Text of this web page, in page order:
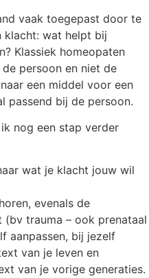
vaak toegepast door te
klacht: wat helpt bij
Klassiek homeopaten
persoon en niet de
een middel voor een
passend bij de persoon.
nog een stap verder
wat je klacht jouw wil
evenals de
trauma – ook prenataal
aanpassen, bij jezelf
van je leven en
van je vorige generaties.